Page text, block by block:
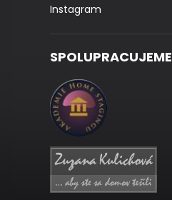
Instagram
SPOLUPRACUJEME